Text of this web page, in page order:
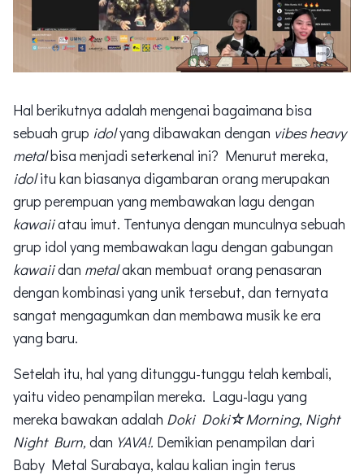
Hal berikutnya adalah mengenai bagaimana bisa
sebuah grup idolyang dibawakan dengan vibes heavy
metalbisa menjadi seterkenal ini? Menurut mereka,
idolitu kan biasanya digambaran orang merupakan
grup perempuan yang membawakan lagu dengan
kawaiiatau imut. Tentunya dengan munculnya sebuah
grup idol yang membawakan lagu dengan gabungan
kawaiidan metalakan membuat orang penasaran
dengan kombinasi yang unik tersebut, dan ternyata
sangat mengagumkan dan membawa musik ke era
yang baru.
Setelah itu, hal yang ditunggu-tunggu telah kembali,
yaitu video penampilan mereka. Lagu-lagu yang
mereka bawakan adalah Doki Doki☆Morning, Night
Night Burn, dan YAVA!. Demikian penampilan dari
Baby Metal Surabaya, kalau kalian ingin terus